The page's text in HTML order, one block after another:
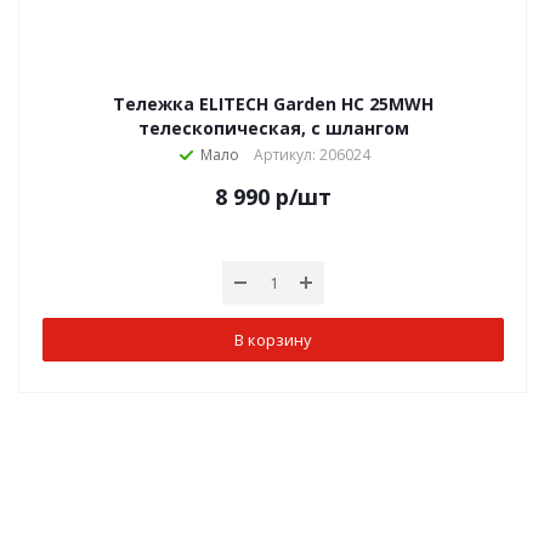
Тележка ELITECH Garden HC 25MWH
телескопическая, с шлангом
Мало Артикул: 206024
8 990 р/шт
В корзину